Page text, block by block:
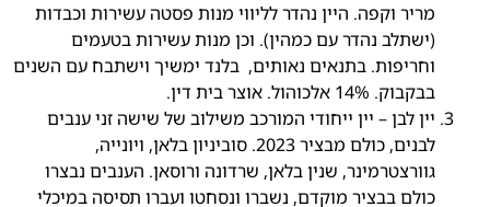
מריר וקפה. היין נהדר לליווי מנות פסטה עשירות וכבדות
(ישתלב נהדר עם כמהין). וכן מנות עשירות בטעמים
וחריפות. בתנאים נאותים, בלנד ימשיך וישתבח עם השנים
בבקבוק. 14% אלכוהול. אוצר בית דין.
יין לבן – יין ייחודי המורכב משילוב של שישה זני ענבים
לבנים, כולם מבציר 2023. סוביניון בלאן, ויונייה,
גוורצטרמינר, שנין בלאן, שרדונה ורוסאן. הענבים נבצרו
כולם בבציר מוקדם, נשברו ונסחטו ועברו תסיסה במיכלי